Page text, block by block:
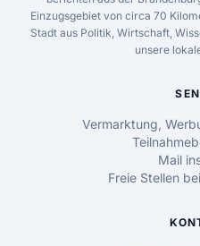
Einzugsgebiet von circa 70
Stadt aus Politik, Wirtschaft,
unsere
Vermarktung,
Mail
Freie Stellen